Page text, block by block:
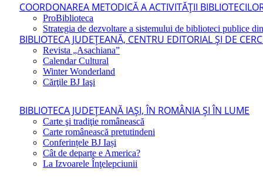
COORDONAREA METODICĂ A ACTIVITĂŢII
ProBiblioteca
Strategia de dezvoltare a sistemului de biblioteci publice
BIBLIOTECA JUDEŢEANĂ, CENTRU EDITORIAL ŞI DE
Revista „Asachiana”
Calendar Cultural
Winter Wonderland
Cărţile BJ Iaşi
BIBLIOTECA JUDEŢEANĂ IAŞI, ÎN ROMÂNIA ŞI ÎN LUME
Carte şi tradiţie românească
Carte românească pretutindeni
Conferințele BJ Iași
Cât de departe e America?
La Izvoarele Înţelepciunii